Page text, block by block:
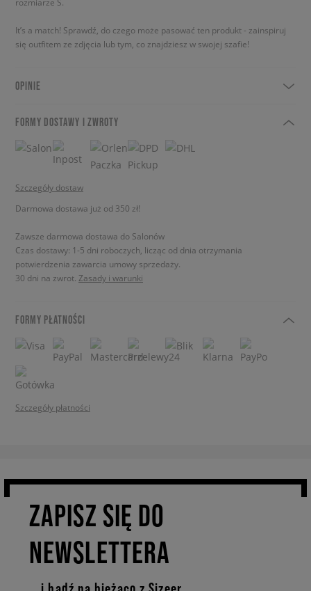
It’s a match! Sprawdź, do czego może pasować ten produkt - zainspiruj
się outfitem ze zdjęcia lub tym, co znajdziesz w swojej szafie!
OPINIE
FORMY DOSTAWY I ZWROTY
Szczegóły dostaw
Darmowa dostawa już od 350 zł!
Zawsze darmowa dostawa do Salonów
Czas dostawy: 1-5 dni roboczych, licząc od dnia otrzymania
potwierdzenia zawarcia umowy sprzedaży.
30 dni na zwrot. Zasady i warunki
FORMY PŁATNOŚCI
Szczegóły płatności
ZAPISZ SIĘ DO
NEWSLETTERA